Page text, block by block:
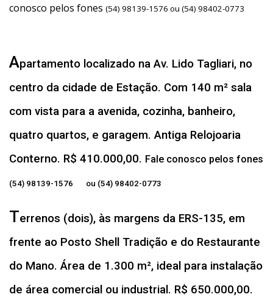
conosco pelos fones (54) 98139-1576 ou (54) 98402-0773
Apartamento localizado na Av. Lido Tagliari, no
centro da cidade de Estação. Com 140 m² sala
com vista para a avenida, cozinha, banheiro,
quatro quartos, e garagem. Antiga Relojoaria
Conterno. R$ 410.000,00. Fale conosco pelos fones
(54) 98139-1576 ou (54) 98402-0773
Terrenos (dois), às margens da ERS-135, em
frente ao Posto Shell Tradição e do Restaurante
do Mano. Área de 1.300 m², ideal para instalação
de área comercial ou industrial. R$ 650.000,00.